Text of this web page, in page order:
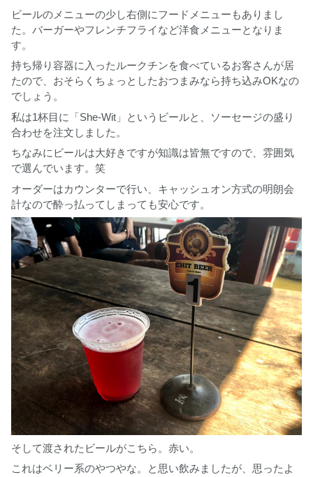
ビールのメニューの少し右側にフードメニューもありまし
た。バーガーやフレンチフライなど洋食メニューとなりま
す。
持ち帰り容器に入ったルークチンを食べているお客さんが居
たので、おそらくちょっとしたおつまみなら持ち込みOKなの
でしょう。
私は1杯目に「She-Wit」というビールと、ソーセージの盛り
合わせを注文しました。
ちなみにビールは大好きですが知識は皆無ですので、雰囲気
で選んでいます。笑
オーダーはカウンターで行い、キャッシュオン方式の明朗会
計なので酔っ払ってしまっても安心です。
そして渡されたビールがこちら。赤い。
これはベリー系のやつやな。と思い飲みましたが、思ったよ